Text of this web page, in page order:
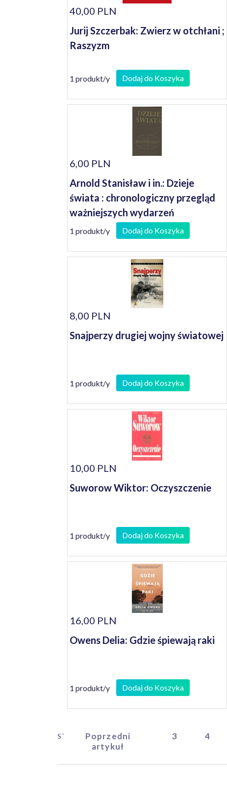
40,00 PLN
Jurij Szczerbak: Zwierz w otchłani ;
Raszyzm
1 produkt/y Dodaj do Koszyka
6,00 PLN
Arnold Stanisław i in.: Dzieje
świata : chronologiczny przegląd
ważniejszych wydarzeń
1 produkt/y Dodaj do Koszyka
8,00 PLN
Snajperzy drugiej wojny światowej
1 produkt/y Dodaj do Koszyka
10,00 PLN
Suworow Wiktor: Oczyszczenie
1 produkt/y Dodaj do Koszyka
16,00 PLN
Owens Delia: Gdzie śpiewają raki
1 produkt/y Dodaj do Koszyka
START
Poprzedni
artykuł
3 4